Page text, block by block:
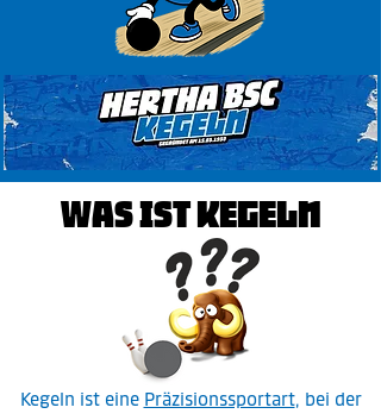
Was ist Kegeln
Kegeln ist eine Präzisionssportart, bei der